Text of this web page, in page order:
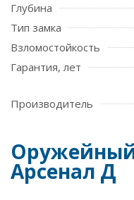
Глубина
Тип замка
Взломостойкость
Гарантия, лет
Производитель
Арсенал Д